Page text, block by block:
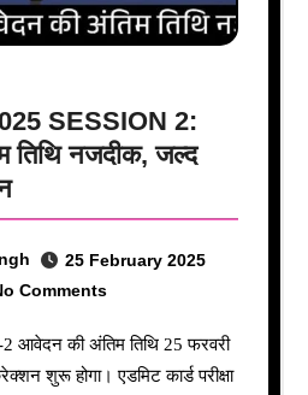
SESSION 2:
तिथि नजदीक, जल्द
25 February 2025
Comments
शुरू होगा। एडमिट कार्ड परीक्षा